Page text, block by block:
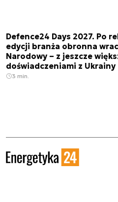
Defence24 Days 2027. Po
edycji branża obronna
Narodowy – z jeszcze
doświadczeniami z Ukrainy
3 min.